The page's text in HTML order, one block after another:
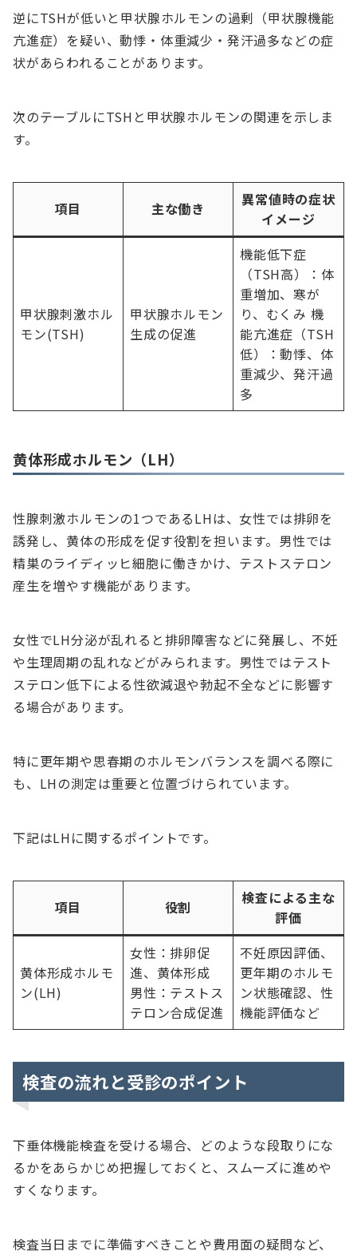
逆にTSHが低いと甲状腺ホルモンの過剰（甲状腺機能
亢進症）を疑い、動悸・体重減少・発汗過多などの症
状があらわれることがあります。
次のテーブルにTSHと甲状腺ホルモンの関連を示しま
す。
項目 主な働き
異常値時の症状
イメージ
甲状腺刺激ホル
モン(TSH)
甲状腺ホルモン
生成の促進
機能低下症
（TSH高）：体
重増加、寒が
り、むくみ 機
能亢進症（TSH
低）：動悸、体
重減少、発汗過
多
黄体形成ホルモン（LH）
性腺刺激ホルモンの1つであるLHは、女性では排卵を
誘発し、黄体の形成を促す役割を担います。男性では
精巣のライディッヒ細胞に働きかけ、テストステロン
産生を増やす機能があります。
女性でLH分泌が乱れると排卵障害などに発展し、不妊
や生理周期の乱れなどがみられます。男性ではテスト
ステロン低下による性欲減退や勃起不全などに影響す
る場合があります。
特に更年期や思春期のホルモンバランスを調べる際に
も、LHの測定は重要と位置づけられています。
下記はLHに関するポイントです。
項目 役割
検査による主な
評価
黄体形成ホルモ
ン(LH)
女性：排卵促
進、黄体形成
男性：テストス
テロン合成促進
不妊原因評価、
更年期のホルモ
ン状態確認、性
機能評価など
検査の流れと受診のポイント
下垂体機能検査を受ける場合、どのような段取りにな
るかをあらかじめ把握しておくと、スムーズに進めや
すくなります。
検査当日までに準備すべきことや費用面の疑問など、